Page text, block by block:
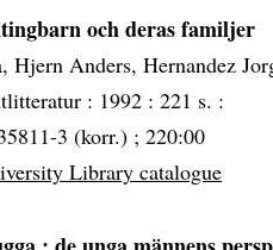
och deras familjer
Hjern Anders, Hernandez
: 1992 : 221 s. :
3 (korr.) ; 220:00
Library catalogue